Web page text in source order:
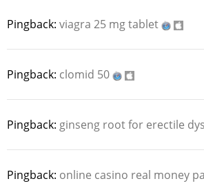
Pingback: viagra 25 mg tablet
Pingback: clomid 50
Pingback: ginseng root for erectile
Pingback: online casino real money